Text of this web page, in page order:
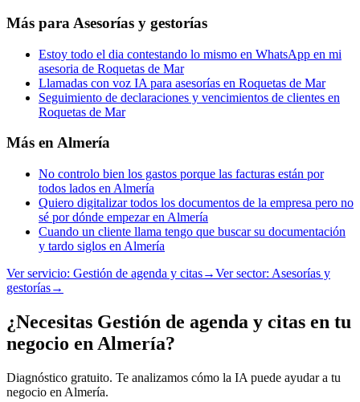
Más para Asesorías y gestorías
Estoy todo el dia contestando lo mismo en WhatsApp en mi
asesoria de Roquetas de Mar
Llamadas con voz IA para asesorías en Roquetas de Mar
Seguimiento de declaraciones y vencimientos de clientes en
Roquetas de Mar
Más enAlmería
No controlo bien los gastos porque las facturas están por
todos lados en Almería
Quiero digitalizar todos los documentos de la empresa pero no
sé por dónde empezar en Almería
Cuando un cliente llama tengo que buscar su documentación
y tardo siglos en Almería
Ver servicio: Gestión de agenda y citas→Ver sector: Asesorías y
gestorías→
¿Necesitas Gestión de agenda y citas en tu
negocio en Almería?
Diagnóstico gratuito. Te analizamos cómo la IA puede ayudar a tu
negocio en Almería.